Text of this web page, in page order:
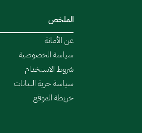
الملخص
عن الأمانة
سياسة الخصوصية
شروط الاستخدام
سياسة حرية البيانات
خريطة الموقع